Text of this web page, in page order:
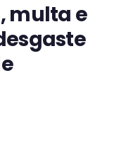
multa e